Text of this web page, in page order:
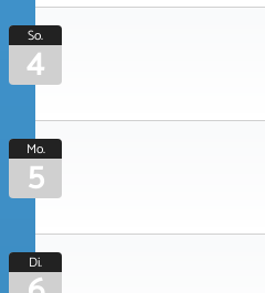
So.
4
Mo.
5
Di.